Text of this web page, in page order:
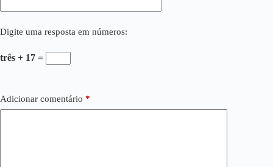
Digite uma resposta em números:
três + 17 =
Adicionar comentário *